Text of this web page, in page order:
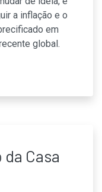
a inflação e o
em
global.
Casa